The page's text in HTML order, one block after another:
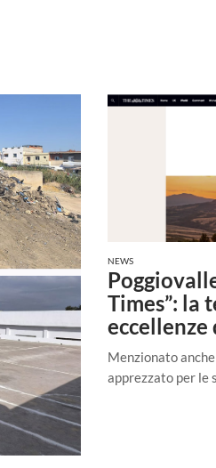
NEWS
Times”: la
eccellenze
Menzionato
apprezzato per le